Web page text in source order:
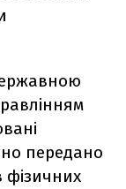
передано
фізичних